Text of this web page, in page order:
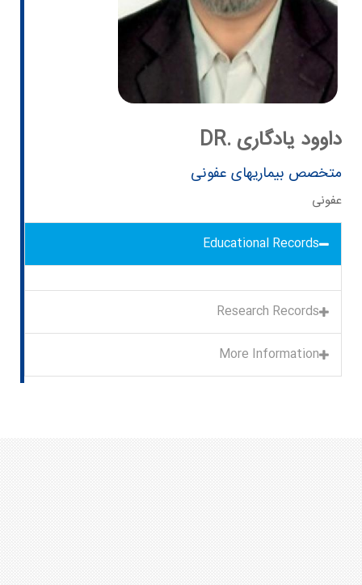
DR. داوود یادگاری
متخصص بیماریهای عفونی
عفونی
Educational Records
Research Records
More Information